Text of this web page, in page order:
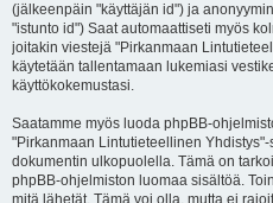
(jälkeenpäin "käyttäjän id") ja
"istunto id") Saat automaattiseti myös
joitakin viestejä "Pirkanmaan
käytetään tallentamaan lukemiasi
käyttökokemustasi.
Saatamme myös luoda phpBB-
"Pirkanmaan Lintutieteellinen
dokumentin ulkopuolella. Tämä on
phpBB-ohjelmiston luomaa sisältöä.
mitä lähetät. Tämä voi olla, mutta ei